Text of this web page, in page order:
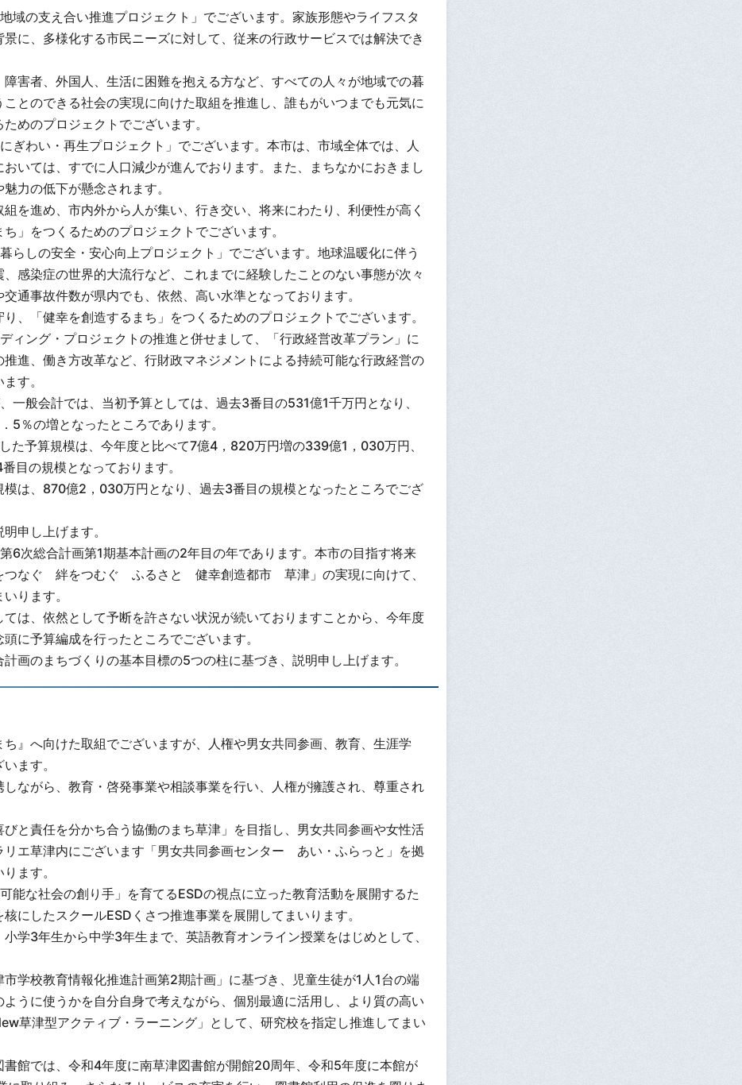
域の支え合い推進プロジェクト」でございます。家族形態やライフスタ
に、多様化する市民ニーズに対して、従来の行政サービスでは解決でき
害者、外国人、生活に困難を抱える方など、すべての人々が地域での暮
とのできる社会の実現に向けた取組を推進し、誰もがいつまでも元気に
めのプロジェクトでございます。
ぎわい・再生プロジェクト」でございます。本市は、市域全体では、人
いては、すでに人口減少が進んでおります。また、まちなかにおきまし
力の低下が懸念されます。
を進め、市内外から人が集い、行き交い、将来にわたり、利便性が高く
」をつくるためのプロジェクトでございます。
らしの安全・安心向上プロジェクト」でございます。地球温暖化に伴う
感染症の世界的大流行など、これまでに経験したことのない事態が次々
通事故件数が県内でも、依然、高い水準となっております。
、「健幸を創造するまち」をつくるためのプロジェクトでございます。
ィング・プロジェクトの推進と併せまして、「行政経営改革プラン」に
進、働き方改革など、行財政マネジメントによる持続可能な行政経営の
す。
一般会計では、当初予算としては、過去3番目の531億1千万円となり、
5％の増となったところであります。
た予算規模は、今年度と比べて7億4，820万円増の339億1，030万円、
目の規模となっております。
は、870億2，030万円となり、過去3番目の規模となったところでござ
申し上げます。
6次総合計画第1期基本計画の2年目の年であります。本市の目指す将来
つなぐ 絆をつむぐ ふるさと 健幸創造都市 草津」の実現に向けて、
ります。
は、依然として予断を許さない状況が続いておりますことから、今年度
に予算編成を行ったところでございます。
画のまちづくりの基本目標の5つの柱に基づき、説明申し上げます。
』へ向けた取組でございますが、人権や男女共同参画、教育、生涯学
ます。
ながら、教育・啓発事業や相談事業を行い、人権が擁護され、尊重され
と責任を分かち合う協働のまち草津」を目指し、男女共同参画や女性活
エ草津内にございます「男女共同参画センター あい・ふらっと」を拠
ます。
能な社会の創り手」を育てるESDの視点に立った教育活動を展開するた
にしたスクールESDくさつ推進事業を展開してまいります。
学3年生から中学3年生まで、英語教育オンライン授業をはじめとして、
学校教育情報化推進計画第2期計画」に基づき、児童生徒が1人1台の端
うに使うかを自分自身で考えながら、個別最適に活用し、より質の高い
草津型アクティブ・ラーニング」として、研究校を指定し推進してまい
館では、令和4年度に南草津図書館が開館20周年、令和5年度に本館が